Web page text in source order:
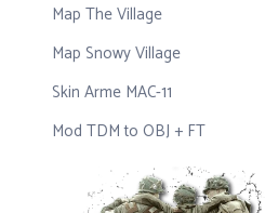
Map The Village
Map Snowy Village
Skin Arme MAC-11
Mod TDM to OBJ + FT